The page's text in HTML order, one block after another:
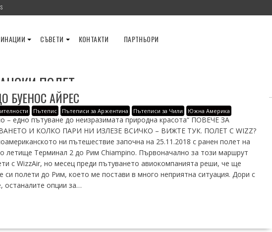
СЪВЕТИ КОНТАКТИ ПАРТНЬОРИ
ПОЛЕТ
Пътепис Пътеписи за Аржентина Пътеписи за Чили Южна Америка
БУЕНОС АЙРЕС
– едно пътуване до неизразимата природна красота“ ПОВЕЧЕ ЗА
И КОЛКО ПАРИ НИ ИЗЛЕЗЕ ВСИЧКО – ВИЖТЕ ТУК. ПОЛЕТ С WIZZ?
ни пътешествие започна на 25.11.2018 с ранен полет на
летище Терминал 2 до Рим Chiampino. Първоначално за този маршрут
с WizzAir, но месец преди пътуването авиокомпанията реши, че ще
си полети до Рим, което ме постави в много неприятна ситуация. Дори с
останалите опции за…